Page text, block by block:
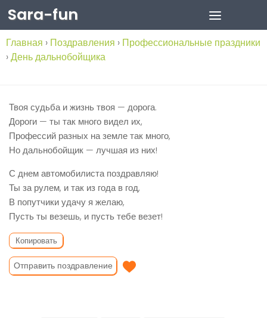
Skip to content
Sara-fun
Главная › Поздравления › Профессиональные праздники
›День дальнобойщика
Твоя судьба и жизнь твоя — дорога.
Дороги — ты так много видел их,
Профессий разных на земле так много,
Но дальнобойщик — лучшая из них!
С днем автомобилиста поздравляю!
Ты за рулем, и так из года в год,
В попутчики удачу я желаю,
Пусть ты везешь, и пусть тебе везет!
Копировать
Отправить поздравление